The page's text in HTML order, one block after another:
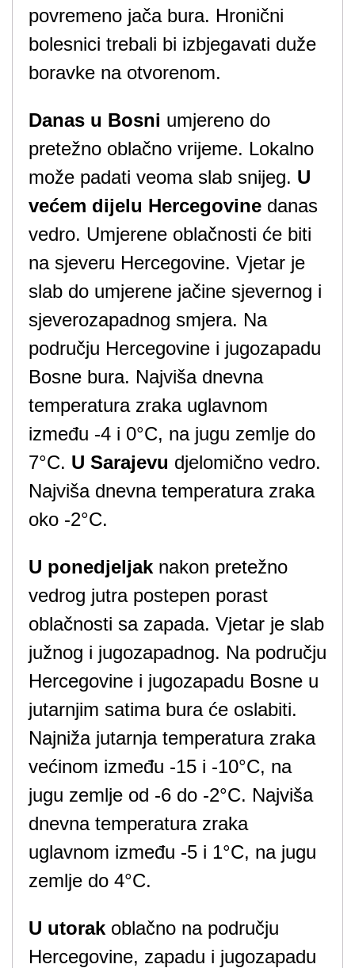
povremeno jača bura. Hronični
bolesnici trebali bi izbjegavati duže
boravke na otvorenom.
Danas u Bosni umjereno do
pretežno oblačno vrijeme. Lokalno
može padati veoma slab snijeg. U
većem dijelu Hercegovine danas
vedro. Umjerene oblačnosti će biti
na sjeveru Hercegovine. Vjetar je
slab do umjerene jačine sjevernog i
sjeverozapadnog smjera. Na
području Hercegovine i jugozapadu
Bosne bura. Najviša dnevna
temperatura zraka uglavnom
između -4 i 0°C, na jugu zemlje do
7°C. U Sarajevu djelomično vedro.
Najviša dnevna temperatura zraka
oko -2°C.
U ponedjeljak nakon pretežno
vedrog jutra postepen porast
oblačnosti sa zapada. Vjetar je slab
južnog i jugozapadnog. Na području
Hercegovine i jugozapadu Bosne u
jutarnjim satima bura će oslabiti.
Najniža jutarnja temperatura zraka
većinom između -15 i -10°C, na
jugu zemlje od -6 do -2°C. Najviša
dnevna temperatura zraka
uglavnom između -5 i 1°C, na jugu
zemlje do 4°C.
U utorak oblačno na području
Hercegovine, zapadu i jugozapadu